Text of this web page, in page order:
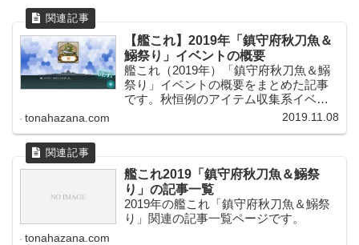
【艦これ】2019年「鎮守府秋刀魚＆
鰯祭り」イベントの概要
艦これ（2019年）「鎮守府秋刀魚＆鰯
祭り」イベントの概要をまとめた記事
です。秋恒例のアイテム収集系イベン
トですが、今年は「秋刀魚＆鰯」2種類
tonahazana.com 2019.11.08
艦これ2019「鎮守府秋刀魚＆鰯祭
り」の記事一覧
2019年の艦これ「鎮守府秋刀魚＆鰯祭
り」関連の記事一覧ページです。
tonahazana.com